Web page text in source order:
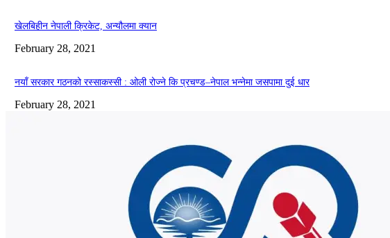
खेलबिहीन नेपाली क्रिकेट, अन्यौलमा क्यान
February 28, 2021
नयाँ सरकार गठनको रस्साकस्सी : ओली रोज्ने कि प्रचण्ड–नेपाल भन्नेमा जसपामा दुई धार
February 28, 2021